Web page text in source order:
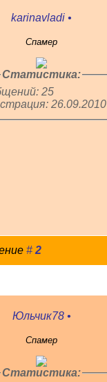
karinavladi •
Спамер
Статистика:
25
26.09.2010
# 2
Юльчик78 •
Спамер
Статистика: